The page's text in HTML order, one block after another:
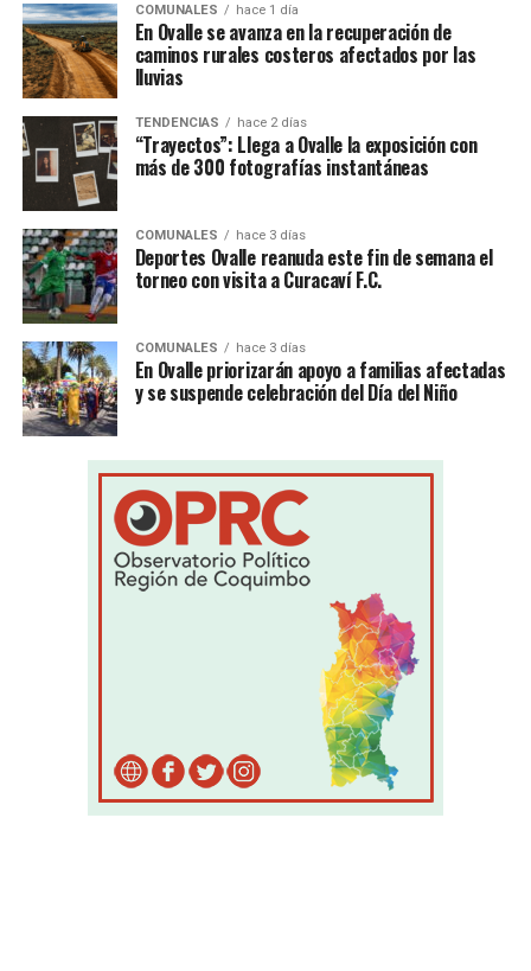
COMUNALES hace 1 día
En Ovalle se avanza en la recuperación de
caminos rurales costeros afectados por las
lluvias
TENDENCIAS hace 2 días
“Trayectos”: Llega a Ovalle la exposición con
más de 300 fotografías instantáneas
COMUNALES hace 3 días
Deportes Ovalle reanuda este fin de semana el
torneo con visita a Curacaví F.C.
COMUNALES hace 3 días
En Ovalle priorizarán apoyo a familias afectadas
y se suspende celebración del Día del Niño